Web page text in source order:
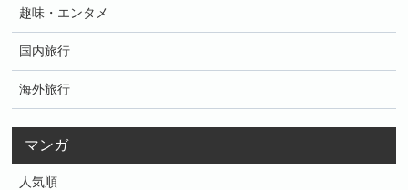
趣味・エンタメ
国内旅行
海外旅行
マンガ
人気順